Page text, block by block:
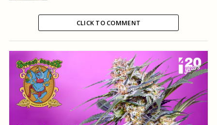
CLICK TO COMMENT